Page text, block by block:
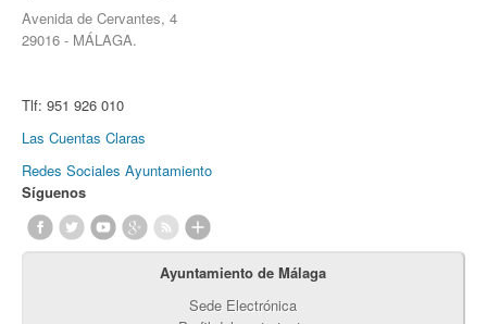
Avenida de Cervantes, 4
29016 - MÁLAGA.
Tlf: 951 926 010
Las Cuentas Claras
Redes Sociales Ayuntamiento
Síguenos
Ayuntamiento de Málaga
Sede Electrónica